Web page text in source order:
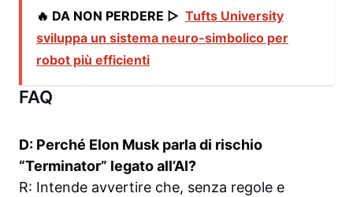
🔥 DA NON PERDERE ▷ Tufts University
sviluppa un sistema neuro-simbolico per
robot più efficienti
FAQ
D: Perché Elon Musk parla di rischio
“Terminator” legato all’AI?
R: Intende avvertire che, senza regole e